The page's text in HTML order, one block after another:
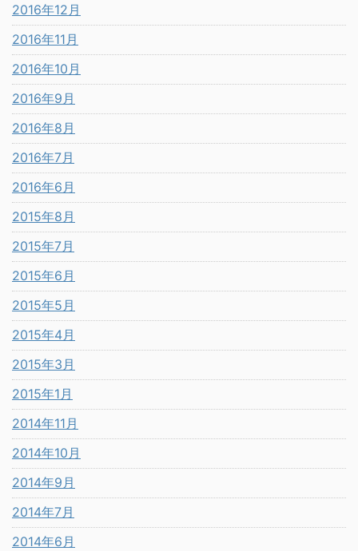
2016年12月
2016年11月
2016年10月
2016年9月
2016年8月
2016年7月
2016年6月
2015年8月
2015年7月
2015年6月
2015年5月
2015年4月
2015年3月
2015年1月
2014年11月
2014年10月
2014年9月
2014年7月
2014年6月